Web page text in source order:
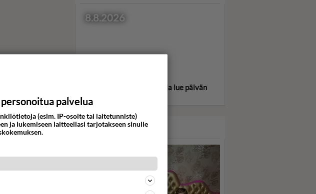
8.8.2026
Valitse oma tähtimerkkisi ja lue päivän
horoskooppi!
KASARI
palvelua
(esim. IP-osoite tai laitetunniste)
ja lukemiseen laitteellasi tarjotakseen sinulle